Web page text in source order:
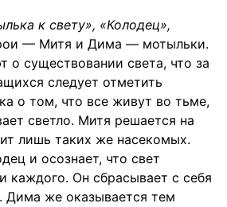
к свету», «Колодец»,
— Митя и Дима — мотыльки.
о существовании света, что за
следует отметить
о том, что все живут во тьме,
светло. Митя решается на
лишь таких же насекомых.
и осознает, что свет
каждого. Он сбрасывает с себя
Дима же оказывается тем